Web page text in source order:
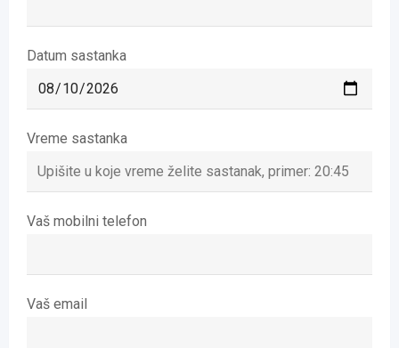
Datum sastanka
Vreme sastanka
Vaš mobilni telefon
Vaš email